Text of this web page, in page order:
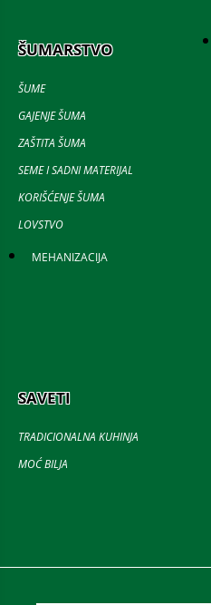
ŠUMARSTVO
ŠUME
GAJENJE ŠUMA
ZAŠTITA ŠUMA
SEME I SADNI MATERIJAL
KORIŠĆENJE ŠUMA
LOVSTVO
MEHANIZACIJA
SAVETI
TRADICIONALNA KUHINJA
MOĆ BILJA